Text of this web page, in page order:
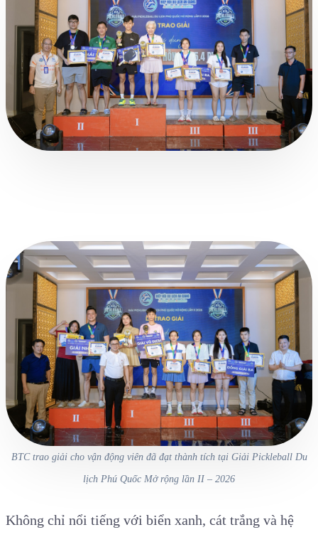
BTC trao giải cho vận động viên đã đạt thành tích tại Giải Pickleball Du
lịch Phú Quốc Mở rộng lần II – 2026
Không chỉ nổi tiếng với biển xanh, cát trắng và hệ